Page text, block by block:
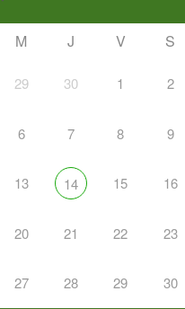
M J V S
29 30 1 2
6 7 8 9
13 14 15 16
20 21 22 23
27 28 29 30